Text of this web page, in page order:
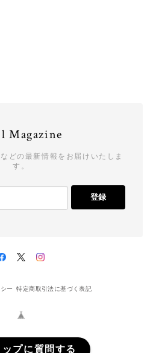
Magazine
どの最新情報をお届けいたしま
す。
登録
ー 特定商取引法に基づく表記
ップに質問する